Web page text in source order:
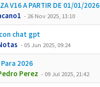
V16 A PARTIR DE 01/01/2026
- 26 Nov 2025, 13:10
chat gpt
- 05 Jun 2025, 09:24
Para 2026
Perez - 09 Jul 2025, 21:42